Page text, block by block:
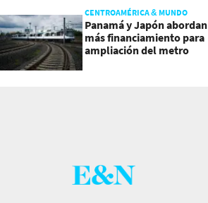
CENTROAMÉRICA & MUNDO
Panamá y Japón abordan
más financiamiento para
ampliación del metro